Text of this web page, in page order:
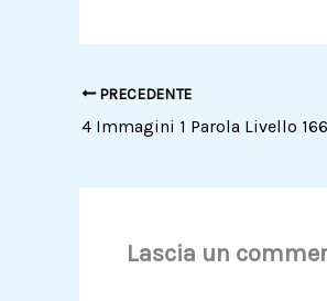
PRECEDENTE
4 Immagini 1 Parola Livello 166
Lascia un